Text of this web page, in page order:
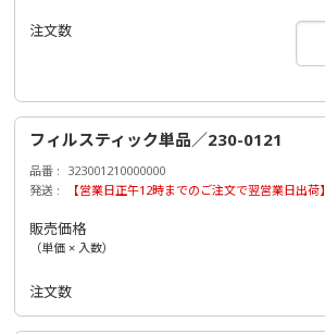
注文数
フィルスティック単品／230-0121
品番
323001210000000
発送
【営業日正午12時までのご注文で翌営業日出荷】
販売価格
（単価 × 入数）
注文数